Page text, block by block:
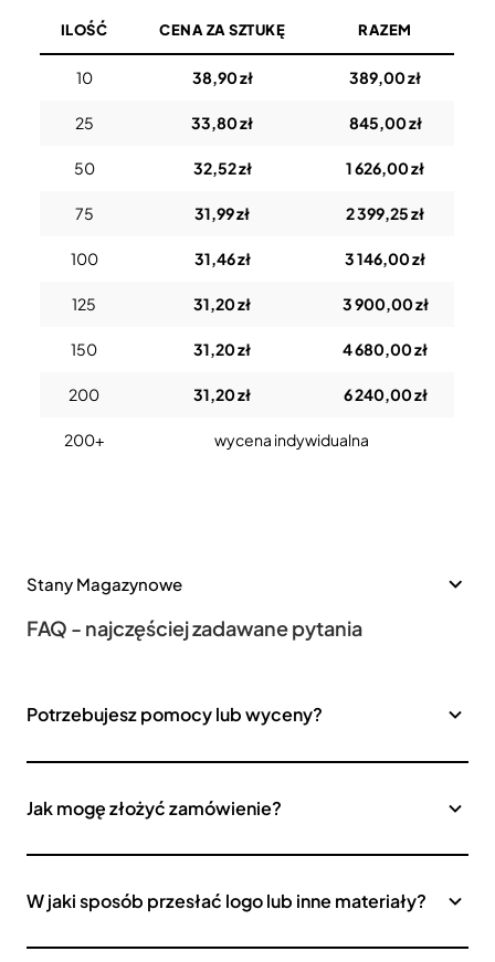
ILOŚĆ CENA ZA SZTUKĘ RAZEM
10 38,90 zł 389,00 zł
25 33,80 zł 845,00 zł
50 32,52 zł 1 626,00 zł
75 31,99 zł 2 399,25 zł
100 31,46 zł 3 146,00 zł
125 31,20 zł 3 900,00 zł
150 31,20 zł 4 680,00 zł
200 31,20 zł 6 240,00 zł
200+ wycena indywidualna
Stany Magazynowe
FAQ - najczęściej zadawane pytania
Potrzebujesz pomocy lub wyceny?
Jak mogę złożyć zamówienie?
W jaki sposób przesłać logo lub inne materiały?